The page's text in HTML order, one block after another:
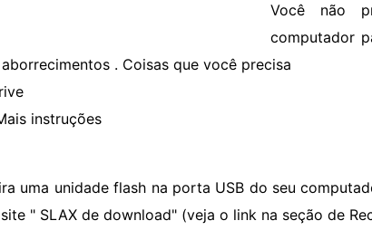
Você não
computador
. Coisas que você precisa
instruções
uma unidade flash na porta USB do seu
" SLAX de download" (veja o link na seção de